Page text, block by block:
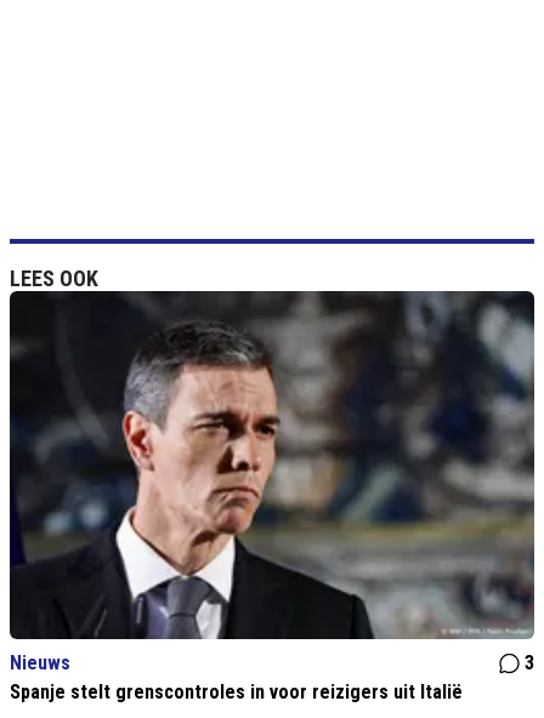
LEES OOK
Nieuws
3
Spanje stelt grenscontroles in voor reizigers uit Italië